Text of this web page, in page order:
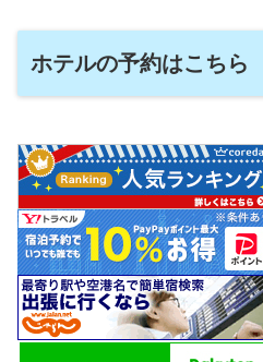
ホテルの予約はこちら